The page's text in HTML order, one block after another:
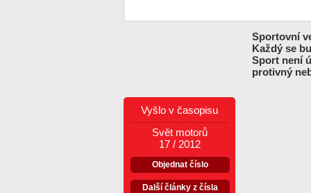
Sportovní
Každý se
Sport není
protivný
Vyšlo v časopisu
Svět motorů
17 / 2012
Objednat číslo
Další články z čísla